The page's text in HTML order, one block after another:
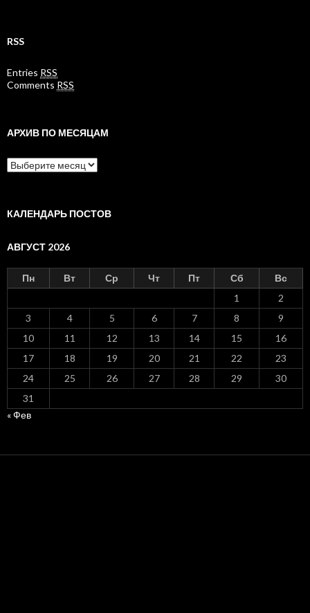
RSS
Entries RSS
Comments RSS
АРХИВ ПО МЕСЯЦАМ
Архив
по
КАЛЕНДАРЬ ПОСТОВ
АВГУСТ 2026
Пн Вт Ср Чт Пт Сб
Вс
1
2
3
4 5 6 7 8
9
10
11 12 13 14 15
16
17
18 19 20 21 22
23
24
25 26 27 28 29
30
31
« Фев